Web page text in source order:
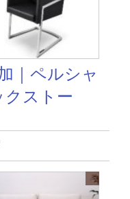
｜ペルシャ
クストー